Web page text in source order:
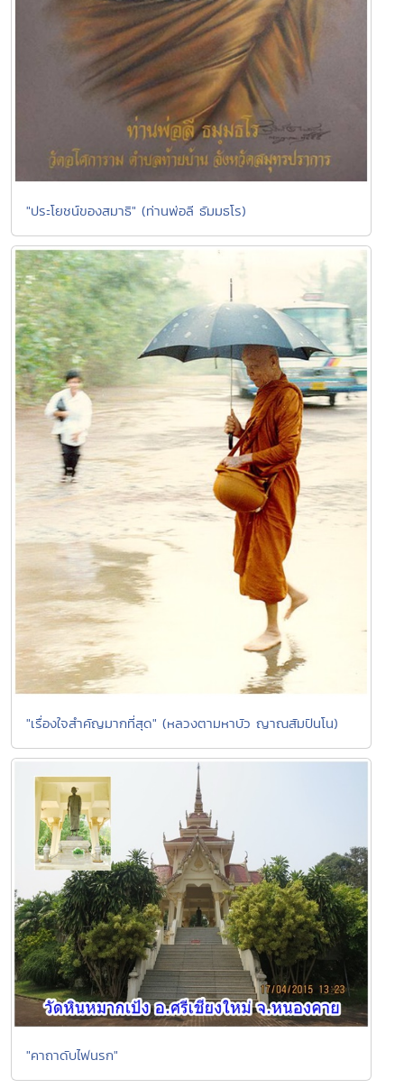
"ประโยชน์ของสมาธิ" (ท่านพ่อลี ธัมมธโร)
"เรื่องใจสำคัญมากที่สุด" (หลวงตามหาบัว ญาณสัมปันโน)
"คาถาดับไฟนรก"